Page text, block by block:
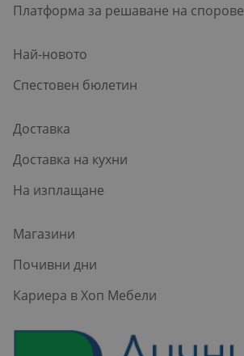
Платформа за решаване на спорове
Най-новото
Спестовен бюлетин
Доставка
Доставка на кухни
На изплащане
Магазини
Почивни дни
Кариера в Хоп Мебели